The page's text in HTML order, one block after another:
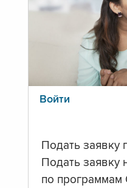
Войти
Подать заявку
Подать заявку
по программам